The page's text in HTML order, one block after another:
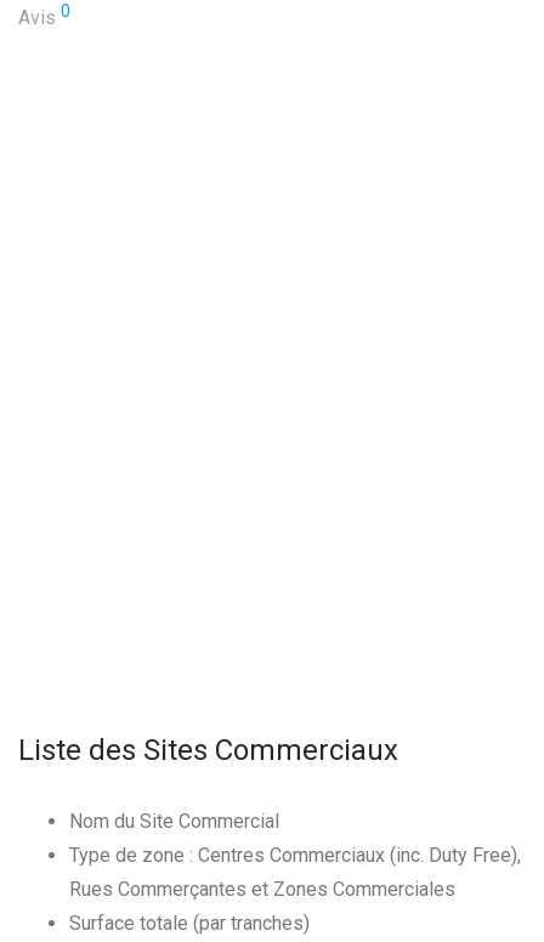
Avis 0
Liste des Sites Commerciaux
Nom du Site Commercial
Type de zone : Centres Commerciaux (inc. Duty Free),
Rues Commerçantes et Zones Commerciales
Surface totale (par tranches)